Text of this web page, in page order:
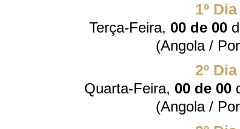
1º Dia
Terça-Feira, 00 de 00
(Angola /
2º Dia
Quarta-Feira, 00 de 00
(Angola /